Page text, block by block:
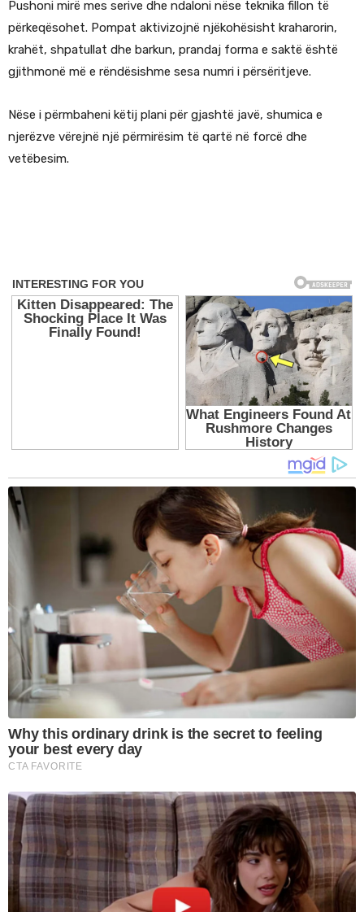
Pushoni mirë mes serive dhe ndaloni nëse teknika fillon të
përkeqësohet. Pompat aktivizojnë njëkohësisht kraharorin,
krahët, shpatullat dhe barkun, prandaj forma e saktë është
gjithmonë më e rëndësishme sesa numri i përsëritjeve.
Nëse i përmbaheni këtij plani për gjashtë javë, shumica e
njerëzve vërejnë një përmirësim të qartë në forcë dhe
vetëbesim.